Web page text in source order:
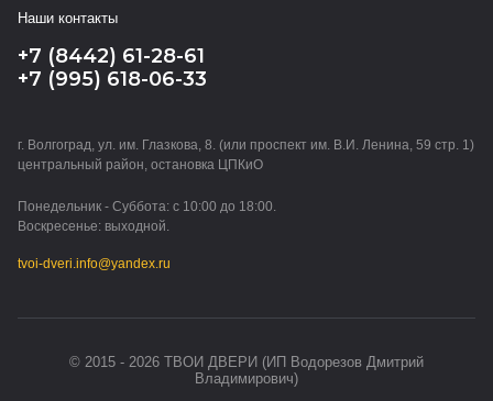
Наши контакты
+7 (8442) 61-28-61
+7 (995) 618-06-33
г. Волгоград, ул. им. Глазкова, 8. (или проспект им. В.И. Ленина, 59 стр. 1)
центральный район, остановка ЦПКиО
Понедельник - Суббота: с 10:00 до 18:00.
Воскресенье: выходной.
tvoi-dveri.info@yandex.ru
© 2015 - 2026 ТВОИ ДВЕРИ (ИП Водорезов Дмитрий
Владимирович)